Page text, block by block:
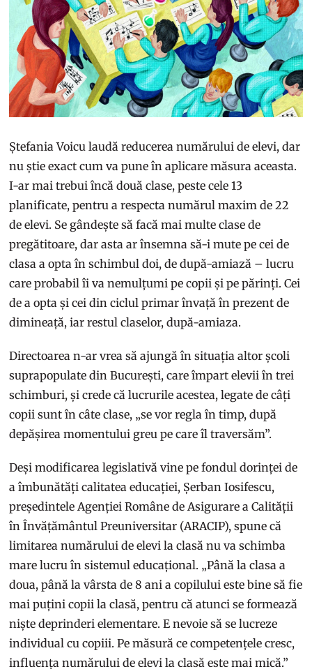
Ștefania Voicu laudă reducerea numărului de elevi, dar
nu știe exact cum va pune în aplicare măsura aceasta.
I-ar mai trebui încă două clase, peste cele 13
planificate, pentru a respecta numărul maxim de 22
de elevi. Se gândește să facă mai multe clase de
pregătitoare, dar asta ar însemna să-i mute pe cei de
clasa a opta în schimbul doi, de după-amiază – lucru
care probabil îi va nemulțumi pe copii și pe părinți. Cei
de a opta și cei din ciclul primar învață în prezent de
dimineață, iar restul claselor, după-amiaza.
Directoarea n-ar vrea să ajungă în situația altor școli
suprapopulate din București, care împart elevii în trei
schimburi, și crede că lucrurile acestea, legate de câți
copii sunt în câte clase, „se vor regla în timp, după
depășirea momentului greu pe care îl traversăm”.
Deși modificarea legislativă vine pe fondul dorinței de
a îmbunătăți calitatea educației, Șerban Iosifescu,
președintele Agenției Române de Asigurare a Calității
în Învățământul Preuniversitar (ARACIP), spune că
limitarea numărului de elevi la clasă nu va schimba
mare lucru în sistemul educațional. „Până la clasa a
doua, până la vârsta de 8 ani a copilului este bine să fie
mai puțini copii la clasă, pentru că atunci se formează
niște deprinderi elementare. E nevoie să se lucreze
individual cu copiii. Pe măsură ce competențele cresc,
influența numărului de elevi la clasă este mai mică.”